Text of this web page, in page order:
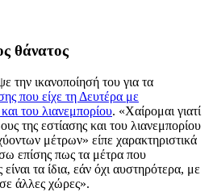
θάνατος
την ικανοποίησή του για τα
που είχε τη Δευτέρα με
του λιανεμπορίου. «Χαίρομαι γιατί
της εστίασης και του λιανεμπορίου
μέτρων» είπε χαρακτηριστικά
επίσης πως τα μέτρα που
τα ίδια, εάν όχι αυστηρότερα, με
άλλες χώρες».